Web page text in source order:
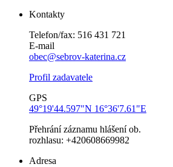
Kontakty
Telefon/fax: 516 431 721
E-mail
obec@sebrov-katerina.cz
Profil zadavatele
GPS
49°19'44.597"N 16°36'7.61"E
Přehrání záznamu hlášení ob.
rozhlasu: +420608669982
Adresa